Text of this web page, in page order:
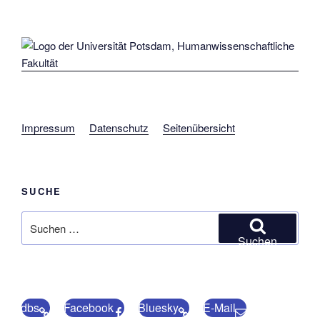
Impressum Datenschutz Seitenübersicht
SUCHE
nach:
Suchen
dbs Facebook Bluesky E-Mail